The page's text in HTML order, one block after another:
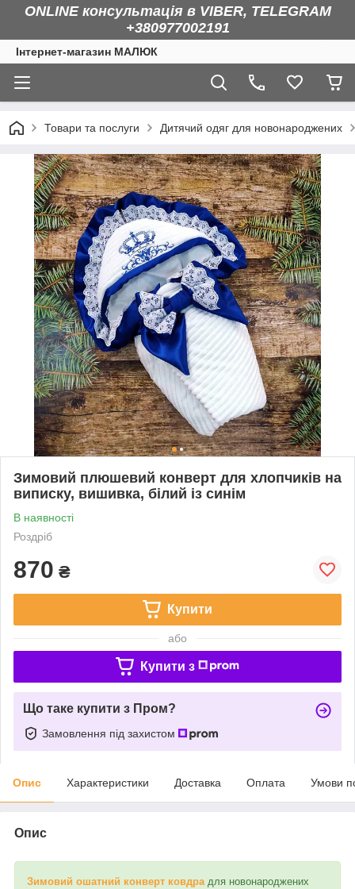
ONLINE консультація в VIBER, TELEGRAM
+380977002191
Інтернет-магазин МАЛЮК
Товари та послуги Дитячий одяг для новонароджених
Зимовий плюшевий конверт для хлопчиків на
виписку, вишивка, білий із синім
В наявності
Роздріб
870 ₴
Купити
або
Купити з
Що таке купити з Пром?
Замовлення під захистом
Опис Характеристики Доставка Оплата Умови
Опис
Зимовий ошатний конверт ковдра для новонароджених